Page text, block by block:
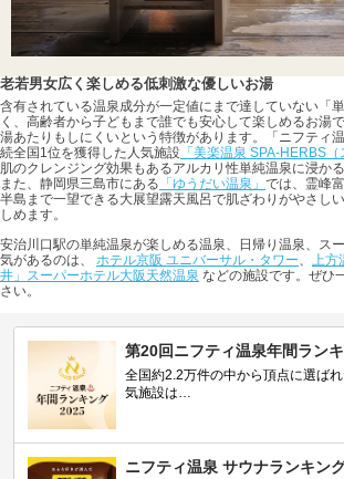
老若男女広く楽しめる低刺激な優しいお湯
含有されている温泉成分が一定値にまで達していない「
く、高齢者から子どもまで誰でも安心して楽しめるお湯
湯あたりもしにくいという特徴があります。「ニフティ
続全国1位を獲得した人気施設 「美楽温泉 SPA-HERBS（
肌のクレンジング効果もあるアルカリ性単純温泉に浸かる
また、静岡県三島市にある 「ゆうだい温泉」 では、霊峰
半島まで一望できる大展望露天風呂で肌ざわりがやさし
しめます。
安治川口駅の単純温泉が楽しめる温泉、日帰り温泉、ス
気があるのは、 ホテル京阪 ユニバーサル・タワー 上
井」スーパーホテル大阪天然温泉 などの施設です。ぜひ
さい。
第20回ニフティ温泉年間ラン
全国約2.2万件の中から頂点に選ば
気施設は…
ニフティ温泉 サウナランキン